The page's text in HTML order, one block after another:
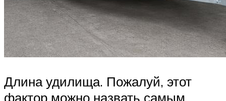
Длина удилища. Пожалуй, этот
фактор можно назвать самым